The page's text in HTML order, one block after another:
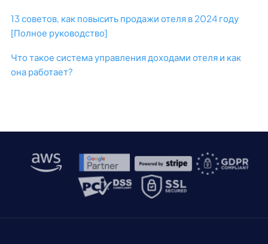
13 советов, как повысить продажи отеля в 2024 году
[Полное руководство]
Что такое система управления доходами отеля и как
она работает?